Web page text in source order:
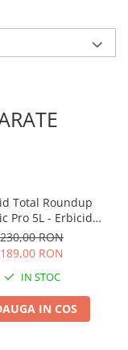
Total Roundup
Pro 5L - Erbicid
Neselectiv pentru
cu Radacina
230,00 RON
189,00 RON
IN STOC
IN COS